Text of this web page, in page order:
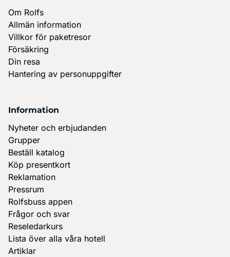
Om Rolfs
Allmän information
Villkor för paketresor
Försäkring
Din resa
Hantering av personuppgifter
Information
Nyheter och erbjudanden
Grupper
Beställ katalog
Köp presentkort
Reklamation
Pressrum
Rolfsbuss appen
Frågor och svar
Reseledarkurs
Lista över alla våra hotell
Artiklar